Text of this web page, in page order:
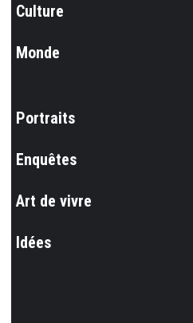
Culture
Monde
Portraits
Enquêtes
Art de vivre
Idées